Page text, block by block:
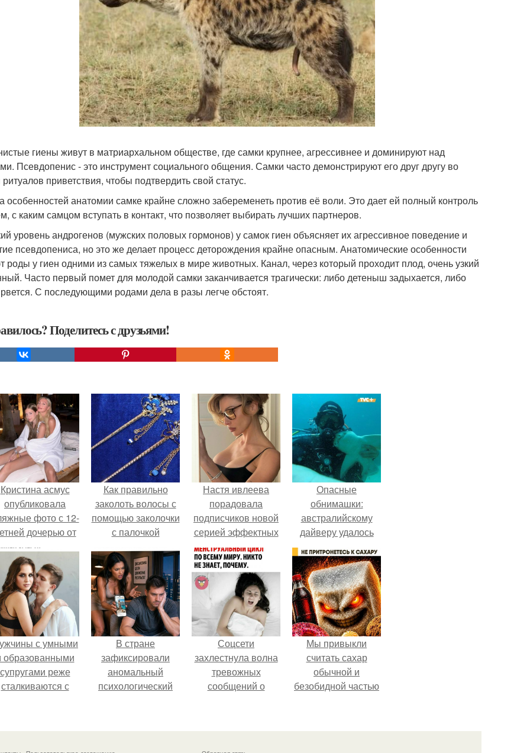
гиены живут в матриархальном обществе, где самки крупнее, агрессивнее и доминируют над
Псевдопенис - это инструмент социального общения. Самки часто демонстрируют его друг другу во
приветствия, чтобы подтвердить свой статус.
особенностей анатомии самке крайне сложно забеременеть против её воли. Это дает ей полный контроль
с каким самцом вступать в контакт, что позволяет выбирать лучших партнеров.
уровень андрогенов (мужских половых гормонов) у самок гиен объясняет их агрессивное поведение и
псевдопениса, но это же делает процесс деторождения крайне опасным. Анатомические особенности
роды у гиен одними из самых тяжелых в мире животных. Канал, через который проходит плод, очень узкий
Часто первый помет для молодой самки заканчивается трагически: либо детеныш задыхается, либо
С последующими родами дела в разы легче обстоят.
Поделитесь с друзьями!
Кристина асмус
опубликовала
фото с 12-
дочерью от
Харламова.
Как правильно
заколоть волосы с
помощью заколочки
с палочкой
Настя ивлеева
порадовала
подписчиков новой
серией эффектных
снимков - и, как
обычно, вызвала
бурное обсуждение
в соцсетях.
Опасные
обнимашки:
австралийскому
дайверу удалось
приручить акулу.
с умными
образованными
супругами реже
сталкиваются с
эксперт воз.
В стране
зафиксировали
аномальный
психологический
жесткая депрессия
Соцсети
захлестнула волна
тревожных
сообщений о
Феномене".
Мы привыкли
считать сахар
обычной и
безобидной частью